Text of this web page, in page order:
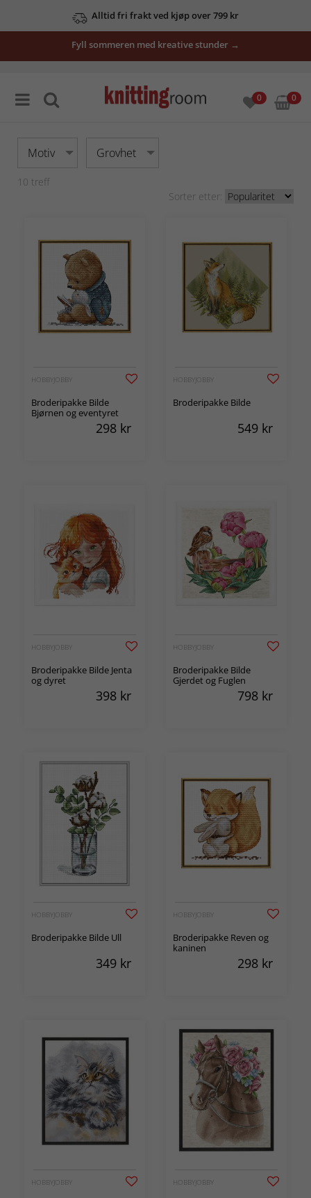
Alltid fri frakt ved kjøp over 799 kr
Fyll sommeren med kreative stunder →
0 0
Motiv Grovhet
10 treff
Sorter etter:
HOBBYJOBBY
Broderipakke Bilde
Bjørnen og eventyret
298 kr
HOBBYJOBBY
Broderipakke Bilde
549 kr
HOBBYJOBBY
Broderipakke Bilde Jenta
og dyret
398 kr
HOBBYJOBBY
Broderipakke Bilde
Gjerdet og Fuglen
798 kr
HOBBYJOBBY
Broderipakke Bilde Ull
349 kr
HOBBYJOBBY
Broderipakke Reven og
kaninen
298 kr
HOBBYJOBBY HOBBYJOBBY